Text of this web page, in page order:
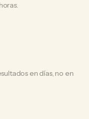
en días, no en